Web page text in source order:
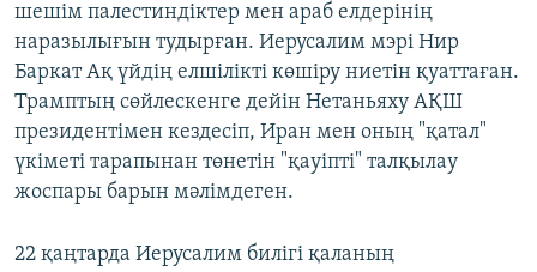
шешім палестиндіктер мен араб елдерінің
наразылығын тудырған. Иерусалим мэрі Нир
Баркат Ақ үйдің елшілікті көшіру ниетін қуаттаған.
Трамптың сөйлескенге дейін Нетаньяху АҚШ
президентімен кездесіп, Иран мен оның "қатал"
үкіметі тарапынан төнетін "қауіпті" талқылау
жоспары барын мәлімдеген.
22 қаңтарда Иерусалим билігі қаланың